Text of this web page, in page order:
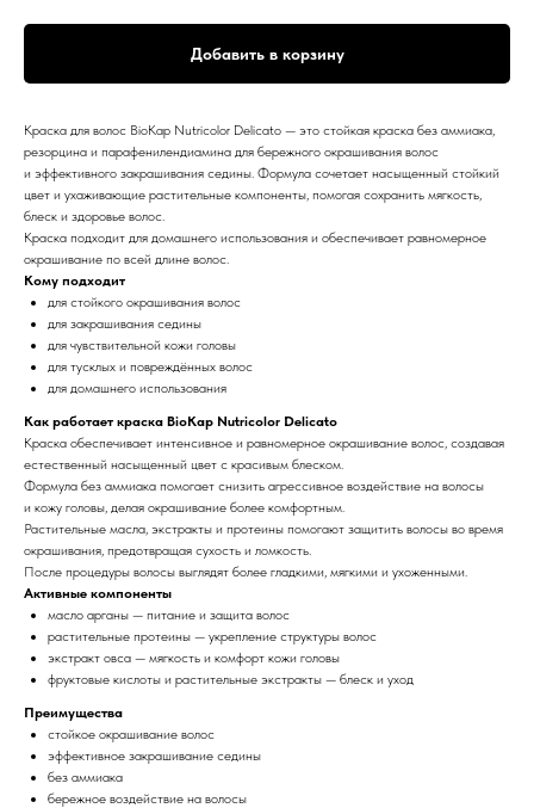
Добавить в корзину
Краска для волос BioKap Nutricolor Delicato — это стойкая краска без аммиака,
резорцина и парафенилендиамина для бережного окрашивания волос
и эффективного закрашивания седины. Формула сочетает насыщенный стойкий
цвет и ухаживающие растительные компоненты, помогая сохранить мягкость,
блеск и здоровье волос.
Краска подходит для домашнего использования и обеспечивает равномерное
окрашивание по всей длине волос.
Кому подходит
для стойкого окрашивания волос
для закрашивания седины
для чувствительной кожи головы
для тусклых и повреждённых волос
для домашнего использования
Как работает краска BioKap Nutricolor Delicato
Краска обеспечивает интенсивное и равномерное окрашивание волос, создавая
естественный насыщенный цвет с красивым блеском.
Формула без аммиака помогает снизить агрессивное воздействие на волосы
и кожу головы, делая окрашивание более комфортным.
Растительные масла, экстракты и протеины помогают защитить волосы во время
окрашивания, предотвращая сухость и ломкость.
После процедуры волосы выглядят более гладкими, мягкими и ухоженными.
Активные компоненты
масло арганы — питание и защита волос
растительные протеины — укрепление структуры волос
экстракт овса — мягкость и комфорт кожи головы
фруктовые кислоты и растительные экстракты — блеск и уход
Преимущества
стойкое окрашивание волос
эффективное закрашивание седины
без аммиака
бережное воздействие на волосы